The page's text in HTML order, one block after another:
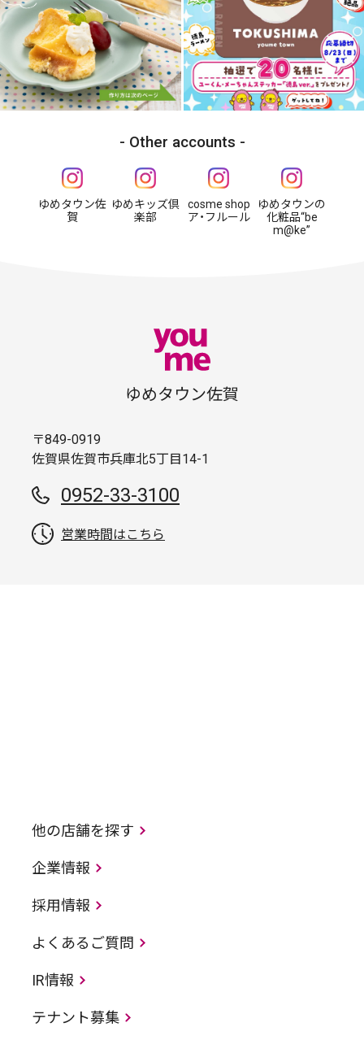
Other accounts
ゆめタウン佐
賀
ゆめキッズ倶
楽部
cosme shop
ア・フルール
ゆめタウンの
化粧品“be
m@ke”
ゆめタウン佐賀
〒849-0919
佐賀県佐賀市兵庫北5丁目14-1
0952-33-3100
営業時間はこちら
他の店舗を探す
企業情報
採用情報
よくあるご質問
IR情報
テナント募集